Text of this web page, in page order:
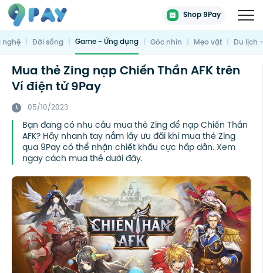
Shop 9Pay
nghệ | Đời sống | Game - Ứng dụng | Góc nhìn | Mẹo vặt | Du lịch
Mua thẻ Zing nạp Chiến Thần AFK trên
Ví điện tử 9Pay
05/10/2023
Bạn đang có nhu cầu mua thẻ Zing để nạp Chiến Thần
AFK? Hãy nhanh tay nắm lấy ưu đãi khi mua thẻ Zing
qua 9Pay có thể nhận chiết khấu cực hấp dẫn. Xem
ngay cách mua thẻ dưới đây.